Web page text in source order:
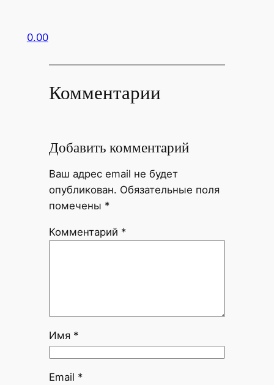
0.00
Комментарии
Добавить комментарий
Ваш адрес email не будет
опубликован. Обязательные поля
помечены *
Комментарий *
Имя *
Email *